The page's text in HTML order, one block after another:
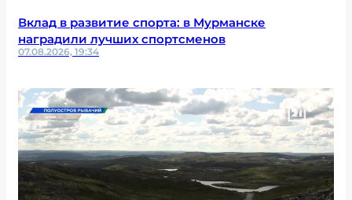
Вклад в развитие спорта: в Мурманске
наградили лучших спортсменов
07.08.2026, 19:34